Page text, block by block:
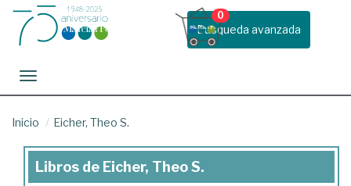
Busqueda avanzada
0
Toggle navigation
Inicio Eicher, Theo S.
Libros
Libros de Eicher, Theo S.